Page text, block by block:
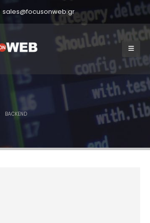
sales@focusonweb.gr
BACKEND